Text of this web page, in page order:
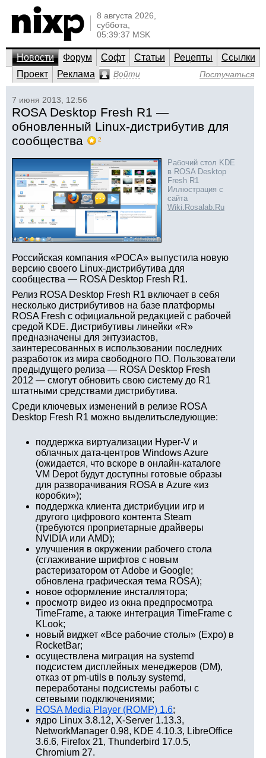
8 августа 2026,
суббота,
05:39:37 MSK
Новости Форум Софт Статьи Рецепты
Ссылки
Проект
Реклама Войти Постучаться
7 июня 2013, 12:56
ROSA Desktop Fresh R1 —
обновленный Linux-дистрибутив для
сообщества
2
Рабочий стол KDE
в ROSA Desktop
Fresh R1
Иллюстрация с
сайта
Wiki.Rosalab.Ru
Российская компания «РОСА» выпустила новую
версию своего Linux-дистрибутива для
сообщества — ROSA Desktop Fresh R1.
Релиз ROSA Desktop Fresh R1 включает в себя
несколько дистрибутивов на базе платформы
ROSA Fresh с официальной редакцией с рабочей
средой KDE. Дистрибутивы линейки «R»
предназначены для энтузиастов,
заинтересованных в использовании последних
разработок из мира свободного ПО. Пользователи
предыдущего релиза — ROSA Desktop Fresh
2012 — смогут обновить свою систему до R1
штатными средствами дистрибутива.
Среди ключевых изменений в релизе ROSA
Desktop Fresh R1 можно выделитьследующие:
поддержка виртуализации Hyper-V и
облачных дата-центров Windows Azure
(ожидается, что вскоре в онлайн-каталоге
VM Depot будут доступны готовые образы
для разворачивания ROSA в Azure «из
коробки»);
поддержка клиента дистрибуции игр и
другого цифрового контента Steam
(требуются проприетарные драйверы
NVIDIA или AMD);
улучшения в окружении рабочего стола
(сглаживание шрифтов с новым
растеризатором от Adobe и Google;
обновлена графическая тема ROSA);
новое оформление инсталлятора;
просмотр видео из окна предпросмотра
TimeFrame, а также интеграция TimeFrame с
KLook;
новый виджет «Все рабочие столы» (Expo) в
RocketBar;
осуществлена миграция на systemd
подсистем дисплейных менеджеров (DM),
отказ от pm-utils в пользу systemd,
переработаны подсистемы работы с
сетевыми подключениями;
ROSA Media Player (ROMP) 1.6;
ядро Linux 3.8.12, X-Server 1.13.3,
NetworkManager 0.98, KDE 4.10.3, LibreOffice
3.6.6, Firefox 21, Thunderbird 17.0.5,
Chromium 27.